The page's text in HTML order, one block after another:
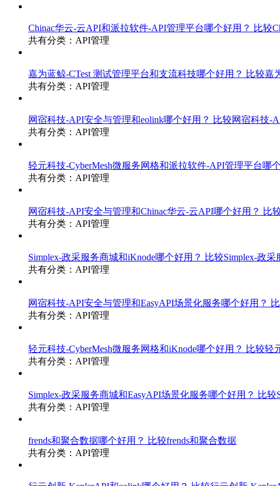
Chinac华云-云API和派拉软件-API管理平台哪个好用？ 比较
共有分类：API管理
嘉为蓝鲸-CTest 测试管理平台和支流科技哪个好用？ 比较嘉
共有分类：API管理
网宿科技-API安全与管理和eolink哪个好用？ 比较网宿科技-
共有分类：API管理
轻元科技-CyberMesh微服务网格和派拉软件-API管理平台哪
共有分类：API管理
网宿科技-API安全与管理和Chinac华云-云API哪个好用？ 比
共有分类：API管理
Simplex-政采服务商城和iKnode哪个好用？ 比较Simplex-政
共有分类：API管理
网宿科技-API安全与管理和EasyAPI场景化服务哪个好用？
共有分类：API管理
轻元科技-CyberMesh微服务网格和iKnode哪个好用？ 比较轻
共有分类：API管理
Simplex-政采服务商城和EasyAPI场景化服务哪个好用？ 比较
共有分类：API管理
frends和聚合数据哪个好用？ 比较frends和聚合数据
共有分类：API管理